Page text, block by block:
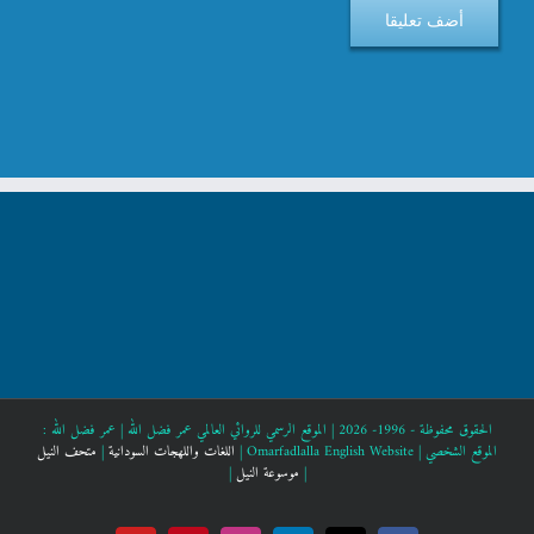
الحقوق محفوظة - 1996- 2026 | الموقع الرسمي للروائي العالمي عمر فضل الله |
عمر فضل الله :
الموقع الشخصي | Omarfadlalla English Website | اللغات واللهجات السودانية| متحف النيل
| موسوعة النيل|